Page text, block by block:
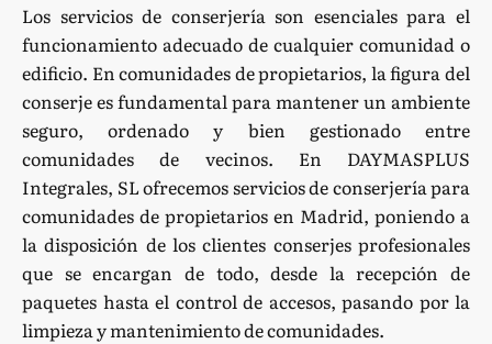
Los servicios de conserjería son esenciales para el
funcionamiento adecuado de cualquier comunidad o
edificio. En comunidades de propietarios, la figura del
conserje es fundamental para mantener un ambiente
seguro, ordenado y bien gestionado entre
comunidades de vecinos. En DAYMASPLUS
Integrales, SL ofrecemos servicios de conserjería para
comunidades de propietarios en Madrid, poniendo a
la disposición de los clientes conserjes profesionales
que se encargan de todo, desde la recepción de
paquetes hasta el control de accesos, pasando por la
limpieza y mantenimiento de comunidades.